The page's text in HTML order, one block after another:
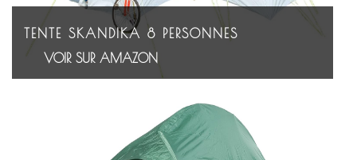
TENTE SKANDIKA 8 PERSONNES
VOIR SUR AMAZON